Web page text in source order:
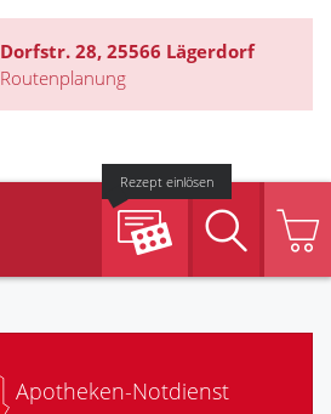
Dorfstr. 28, 25566 Lägerdorf
Routenplanung
Rezept einlösen
Suche
Apotheken-Notdienst